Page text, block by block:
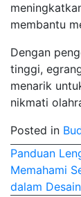
membantu
Dengan
tinggi,
menarik
nikmati
Posted in
Post
Panduan
Memahami
dalam